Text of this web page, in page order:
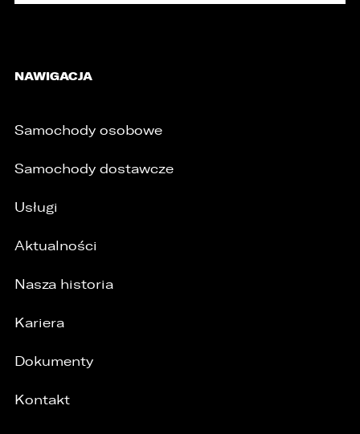
NAWIGACJA
Samochody osobowe
Samochody dostawcze
Usługi
Aktualności
Nasza historia
Kariera
Dokumenty
Kontakt
niezgodnego z prawem.
Państwem.
przetwarzane w sposób zautomatyzowany i nie
będą podlegały profilowaniu.
6. Administrator nie przekazuje danych